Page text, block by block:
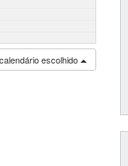
escolhido